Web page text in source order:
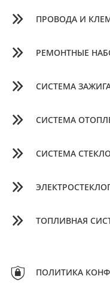
ПРОВОДА И
РЕМОНТНЫЕ
СИСТЕМА
СИСТЕМА
СИСТЕМА
ТОПЛИВНАЯ
ПОЛИТИКА